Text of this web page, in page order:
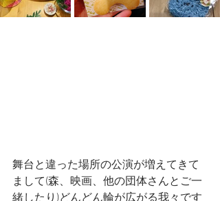
舞台と違った場所の公演が増えてきて
まして(森、映画、他の団体さんとご一
緒したり)どんどん輪が広がる我々です